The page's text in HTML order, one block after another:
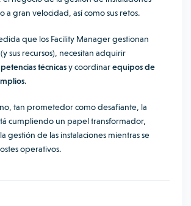
a gran velocidad, así como sus retos.
que los Facility Manager gestionan
sus recursos), necesitan adquirir
técnicasy coordinarequipos de
.
tan prometedor como desafiante, la
cumpliendo un papel transformador,
gestión de las instalaciones mientras se
operativos.